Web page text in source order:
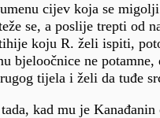
cijev koja se
se, a poslije trepti od
koju R. želi ispiti,
bjeloočnice ne
tijela i želi da tuđe
kad mu je